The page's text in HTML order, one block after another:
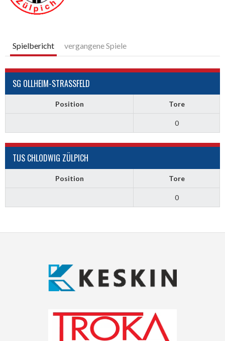
Spielbericht vergangene Spiele
SG OLLHEIM-STRASSFELD
Position Tore
0
TUS CHLODWIG ZÜLPICH
Position Tore
0